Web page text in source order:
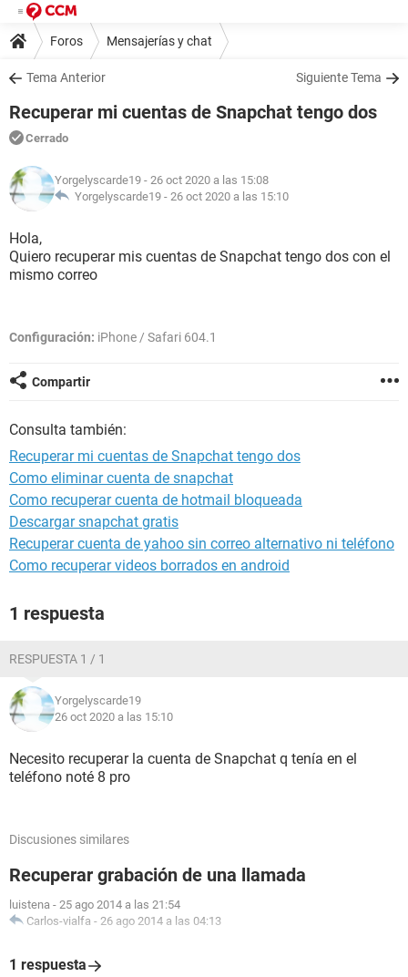
Foros Mensajerías y chat
Tema Anterior Siguiente Tema
Recuperar mi cuentas de Snapchat tengo dos
Cerrado
Yorgelyscarde19 - 26 oct 2020 a las 15:08
Yorgelyscarde19 - 26 oct 2020 a las 15:10
Hola,
Quiero recuperar mis cuentas de Snapchat tengo dos con el
mismo correo
Configuración: iPhone / Safari 604.1
Compartir
Consulta también:
Recuperar mi cuentas de Snapchat tengo dos
Como eliminar cuenta de snapchat
Como recuperar cuenta de hotmail bloqueada
Descargar snapchat gratis
Recuperar cuenta de yahoo sin correo alternativo ni teléfono
Como recuperar videos borrados en android
1 respuesta
RESPUESTA 1 / 1
Yorgelyscarde19
26 oct 2020 a las 15:10
Necesito recuperar la cuenta de Snapchat q tenía en el
teléfono noté 8 pro
Discusiones similares
Recuperar grabación de una llamada
luistena - 25 ago 2014 a las 21:54
Carlos-vialfa - 26 ago 2014 a las 04:13
1 respuesta